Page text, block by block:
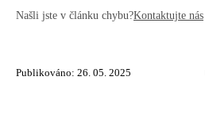
Našli jste v článku chybu?Kontaktujte nás
Publikováno: 26. 05. 2025